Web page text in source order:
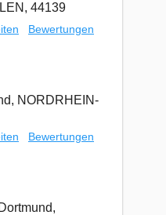
44139
Bewertungen
NORDRHEIN-
Bewertungen